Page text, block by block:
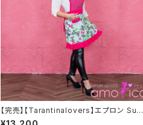
【完売】【Tarantinalovers】エプロン Sum
mer Butterflies Aqua